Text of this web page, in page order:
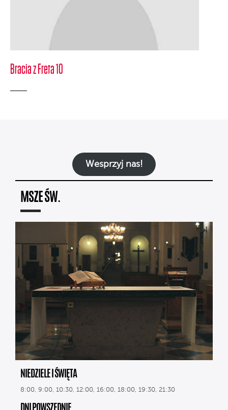
Bracia z Freta 10
Wesprzyj nas!
MSZE ŚW.
NIEDZIELE I ŚWIĘTA
8:00, 9:00, 10:30, 12:00, 16:00, 18:00, 19:30, 21:30